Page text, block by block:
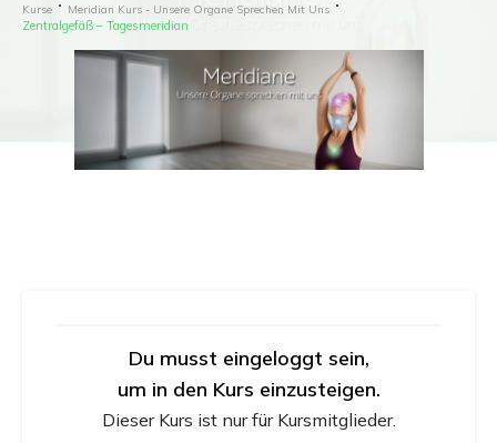
Kurse Meridian Kurs - Unsere Organe Sprechen Mit Uns
Zentralgefäß – Tagesmeridian
Du musst eingeloggt sein,
um in den Kurs einzusteigen.
Dieser Kurs ist nur für Kursmitglieder.